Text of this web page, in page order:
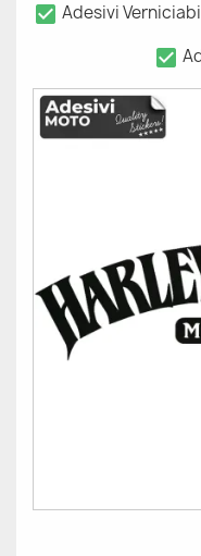
check_box Adesivi
check_box